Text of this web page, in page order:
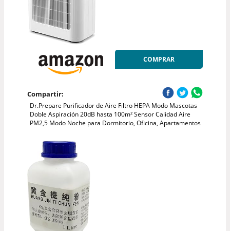
COMPRAR
Compartir:
Dr.Prepare Purificador de Aire Filtro HEPA Modo Mascotas
Doble Aspiración 20dB hasta 100m² Sensor Calidad Aire
PM2,5 Modo Noche para Dormitorio, Oficina, Apartamentos